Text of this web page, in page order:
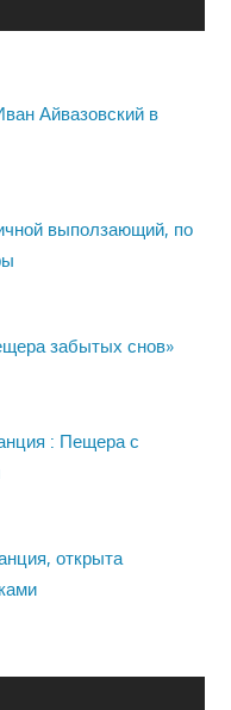
Айвазовский в
выползающий, по
забытых снов»
: Пещера с
открыта